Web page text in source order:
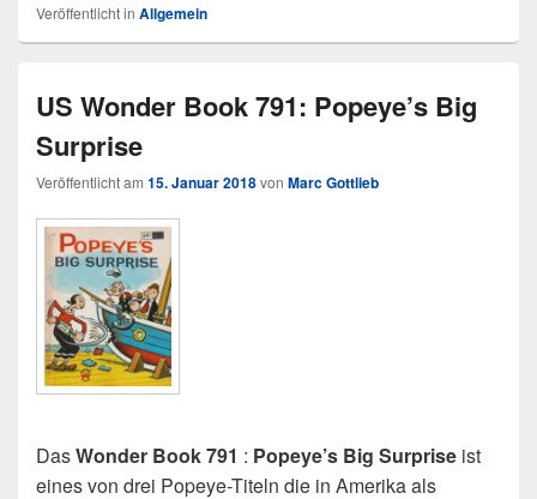
Veröffentlicht in Allgemein
US Wonder Book 791: Popeye’s Big
Surprise
Veröffentlicht am 15. Januar 2018von Marc Gottlieb
DasWonder Book 791 : Popeye’s Big Surprise ist
eines von drei Popeye-Titeln die in Amerika als